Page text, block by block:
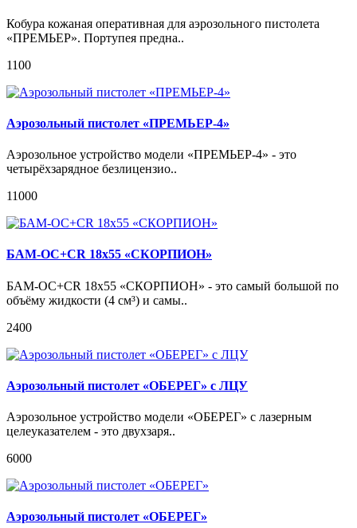
Кобура кожаная оперативная для аэрозольного пистолета
«ПРЕМЬЕР». Портупея предна..
1100
Аэрозольный пистолет «ПРЕМЬЕР-4»
Аэрозольное устройство модели «ПРЕМЬЕР-4» - это
четырёхзарядное безлицензио..
11000
БАМ-ОС+CR 18х55 «СКОРПИОН»
БАМ-OC+CR 18x55 «СКОРПИОН» - это самый большой по
объёму жидкости (4 см³) и самы..
2400
Аэрозольный пистолет «ОБЕРЕГ» с ЛЦУ
Аэрозольное устройство модели «ОБЕРЕГ» с лазерным
целеуказателем - это двухзаря..
6000
Аэрозольный пистолет «ОБЕРЕГ»